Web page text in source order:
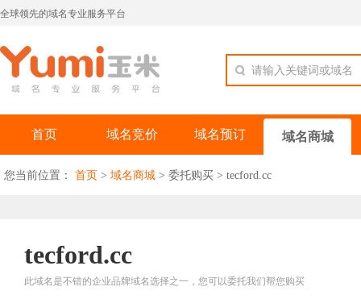
全球领先的域名专业服务平台
请输入关键词或域名
首页 域名竞价 域名预订 域名商城
您当前位置： 首页 > 域名商城 > 委托购买 > tecford.cc
tecford.cc
此域名是不错的企业品牌域名选择之一，您可以委托我们帮您购买